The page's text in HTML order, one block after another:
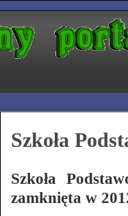
Szkoła
Szkoła
zamknięta w